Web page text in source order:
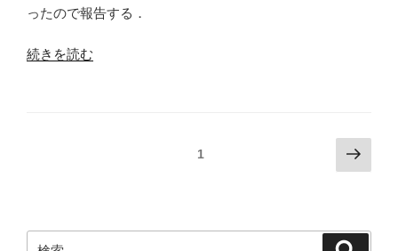
ったので報告する．
“SQL
情
続きを読む
1
次
の
ジ